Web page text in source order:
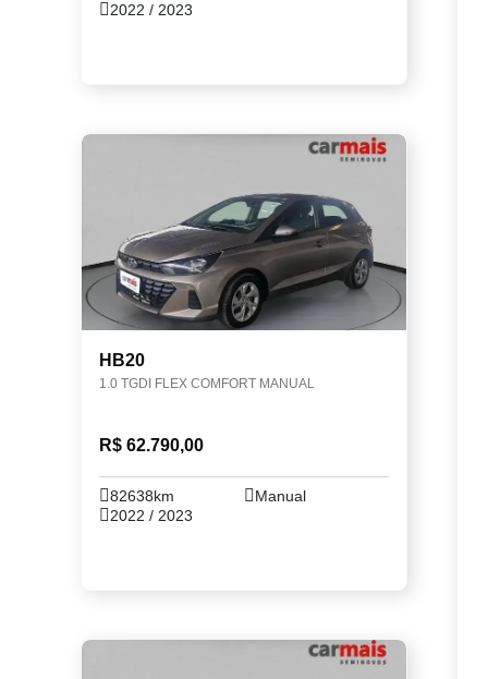
2022 / 2023
HB20
1.0 TGDI FLEX COMFORT MANUAL
R$ 62.790,00
82638km
Manual
2022 / 2023